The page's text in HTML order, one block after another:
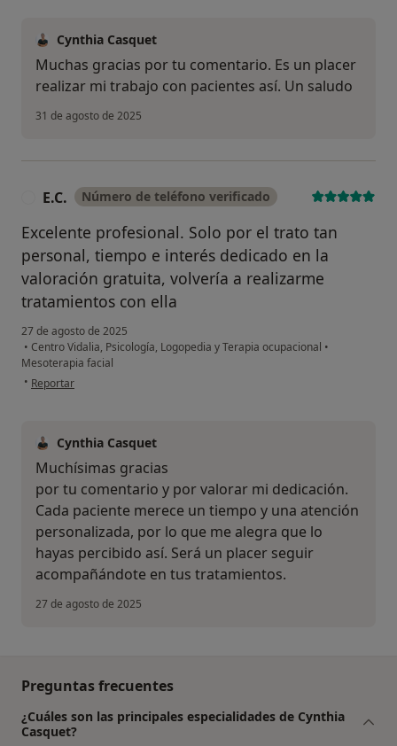
Cynthia Casquet
Muchas gracias por tu comentario. Es un placer
realizar mi trabajo con pacientes así. Un saludo
31 de agosto de 2025
E.C. Número de teléfono verificado
Excelente profesional. Solo por el trato tan
personal, tiempo e interés dedicado en la
valoración gratuita, volvería a realizarme
tratamientos con ella
27 de agosto de 2025
• Centro Vidalia, Psicología, Logopedia y Terapia ocupacional •
Mesoterapia facial
• en opinión del usuario E.C.
Reportar
Cynthia Casquet
Muchísimas gracias
por tu comentario y por valorar mi dedicación.
Cada paciente merece un tiempo y una atención
personalizada, por lo que me alegra que lo
hayas percibido así. Será un placer seguir
acompañándote en tus tratamientos.
27 de agosto de 2025
Preguntas frecuentes
¿Cuáles son las principales especialidades de Cynthia
Casquet?